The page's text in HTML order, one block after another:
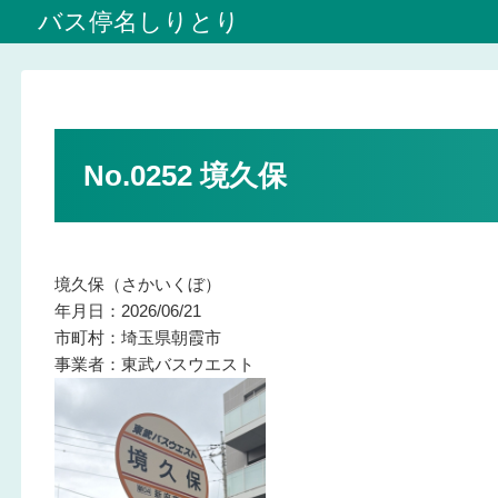
バス停名しりとり
No.0252 境久保
境久保（さかいくぼ）
年月日：2026/06/21
市町村：埼玉県朝霞市
事業者：東武バスウエスト